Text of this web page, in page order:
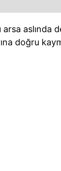
aslında
doğru